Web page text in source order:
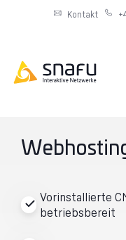
Kontakt
Individuelle
Netzwerkdienste
Vorinstallierte
betriebsbereit